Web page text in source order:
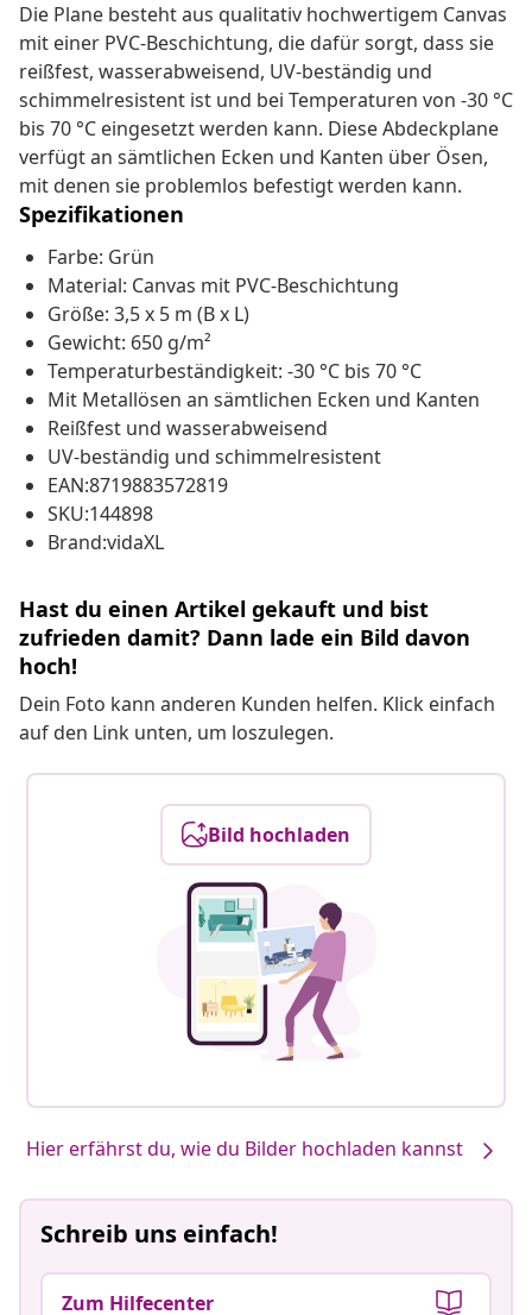
Die Plane besteht aus qualitativ hochwertigem Canvas
mit einer PVC-Beschichtung, die dafür sorgt, dass sie
reißfest, wasserabweisend, UV-beständig und
schimmelresistent ist und bei Temperaturen von -30 °C
bis 70 °C eingesetzt werden kann. Diese Abdeckplane
verfügt an sämtlichen Ecken und Kanten über Ösen,
mit denen sie problemlos befestigt werden kann.
Spezifikationen
Farbe: Grün
Material: Canvas mit PVC-Beschichtung
Größe: 3,5 x 5 m (B x L)
Gewicht: 650 g/m²
Temperaturbeständigkeit: -30 °C bis 70 °C
Mit Metallösen an sämtlichen Ecken und Kanten
Reißfest und wasserabweisend
UV-beständig und schimmelresistent
EAN:8719883572819
SKU:144898
Brand:vidaXL
Hast du einen Artikel gekauft und bist
zufrieden damit? Dann lade ein Bild davon
hoch!
Dein Foto kann anderen Kunden helfen. Klick einfach
auf den Link unten, um loszulegen.
Bild hochladen
Hier erfährst du, wie du Bilder hochladen kannst
Schreib uns einfach!
Zum Hilfecenter